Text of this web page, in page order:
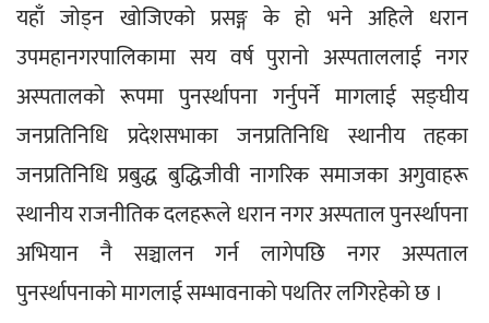
यहाँ जोड्न खोजिएको प्रसङ्ग के हो भने अहिले धरान
उपमहानगरपालिकामा सय वर्ष पुरानो अस्पताललाई नगर
अस्पतालको रूपमा पुनर्स्थापना गर्नुपर्ने मागलाई सङ्घीय
जनप्रतिनिधि प्रदेशसभाका जनप्रतिनिधि स्थानीय तहका
जनप्रतिनिधि प्रबुद्ध बुद्धिजीवी नागरिक समाजका अगुवाहरू
स्थानीय राजनीतिक दलहरूले धरान नगर अस्पताल पुनर्स्थापना
अभियान नै सञ्चालन गर्न लागेपछि नगर अस्पताल
पुनर्स्थापनाको मागलाई सम्भावनाको पथतिर लगिरहेको छ ।